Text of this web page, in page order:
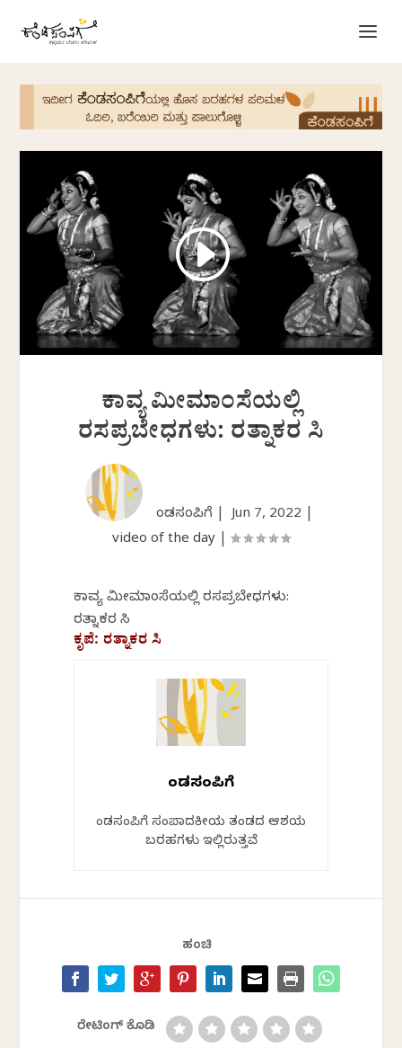
ಕಾವ್ಯ ಮೀಮಾಂಸೆಯಲ್ಲಿ
ರಸಪ್ರಬೇಧಗಳು: ರತ್ನಾಕರ ಸಿ
ಕೆಂಡಸಂಪಿಗೆ |Jun 7, 2022
video of the day
ಕಾವ್ಯ ಮೀಮಾಂಸೆಯಲ್ಲಿ ರಸಪ್ರಬೇಧಗಳು:
ರತ್ನಾಕರ ಸಿ
ಕೃಪೆ: ರತ್ನಾಕರ ಸಿ
ಕೆಂಡಸಂಪಿಗೆ
ಕೆಂಡಸಂಪಿಗೆ ಸಂಪಾದಕೀಯ ತಂಡದ ಆಶಯ
ಬರಹಗಳು ಇಲ್ಲಿರುತ್ತವೆ
ಹಂಚಿ
ರೇಟಿಂಗ್ ಕೊಡಿ